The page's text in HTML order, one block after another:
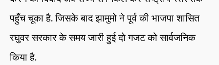
पहुँच चूका है. जिसके बाद झामुमो ने पूर्व की भाजपा शासित
रघुवर सरकार के समय जारी हुई दो गजट को सार्वजनिक
किया है.